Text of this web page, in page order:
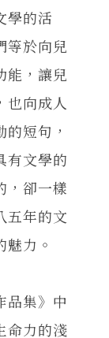
學的活
等於向兒
能，讓兒
也向成人
短句，
有文學的
，卻一樣
五年的文
力。
集》中
命力的淺